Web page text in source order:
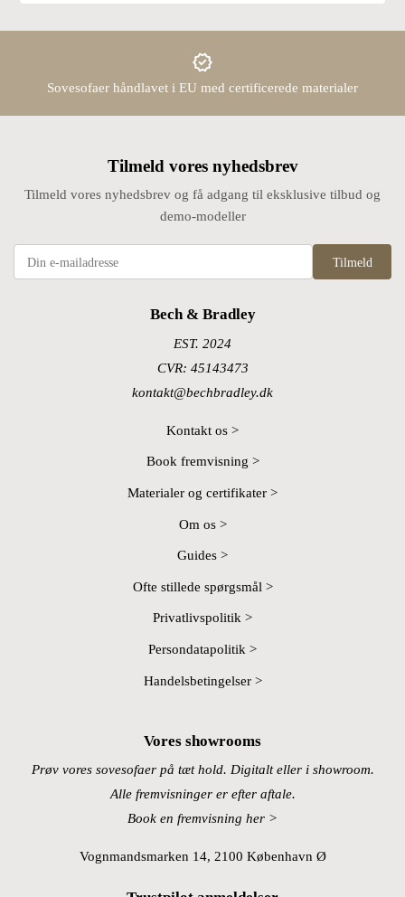
Sovesofaer håndlavet i EU med certificerede materialer
Tilmeld vores nyhedsbrev
Tilmeld vores nyhedsbrev og få adgang til eksklusive tilbud og
demo-modeller
Tilmeld
Bech & Bradley
EST. 2024
CVR: 45143473
kontakt@bechbradley.dk
Kontakt os >
Book fremvisning >
Materialer og certifikater >
Om os >
Guides >
Ofte stillede spørgsmål >
Privatlivspolitik >
Persondatapolitik >
Handelsbetingelser >
Vores showrooms
Prøv vores sovesofaer på tæt hold. Digitalt eller i showroom.
Alle fremvisninger er efter aftale.
Book en fremvisning her >
Vognmandsmarken 14, 2100 København Ø